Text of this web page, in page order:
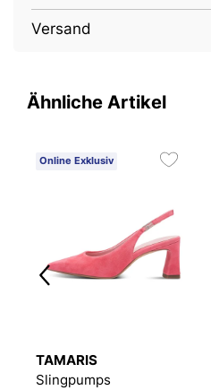
Versand
Ähnliche Artikel
Online Exklusiv
TAMARIS
Slingpumps